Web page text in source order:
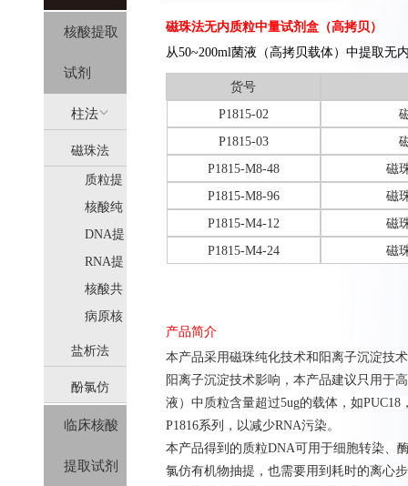
息
核酸提取
试剂
柱法
(HiPure)
磁珠法
质粒提
取
核酸纯
化
DNA提
取
RNA提
取
核酸共
提取
病原核
酸提取
盐析法
(SolPure)
酚氯仿
(Trizol系
列）
临床核酸
提取试剂
磁珠法无内质粒中量试剂盒（高拷贝）
从50~200ml菌液（高拷贝载体）中提取无
货号
P1815-02
P1815-03
P1815-M8-48
磁
P1815-M8-96
磁
P1815-M4-12
磁
P1815-M4-24
磁
产品简介
本产品采用磁珠纯化技术和 阳离子沉淀技
阳离子沉淀技术影响，本产品建议只用于
液）中质粒含量超过5ug的载体，如
P1816系列，以减少RNA污染。
本产品得到的质粒DNA可用于细胞转染、
氯仿有机物抽提，也需要用到耗时的离心